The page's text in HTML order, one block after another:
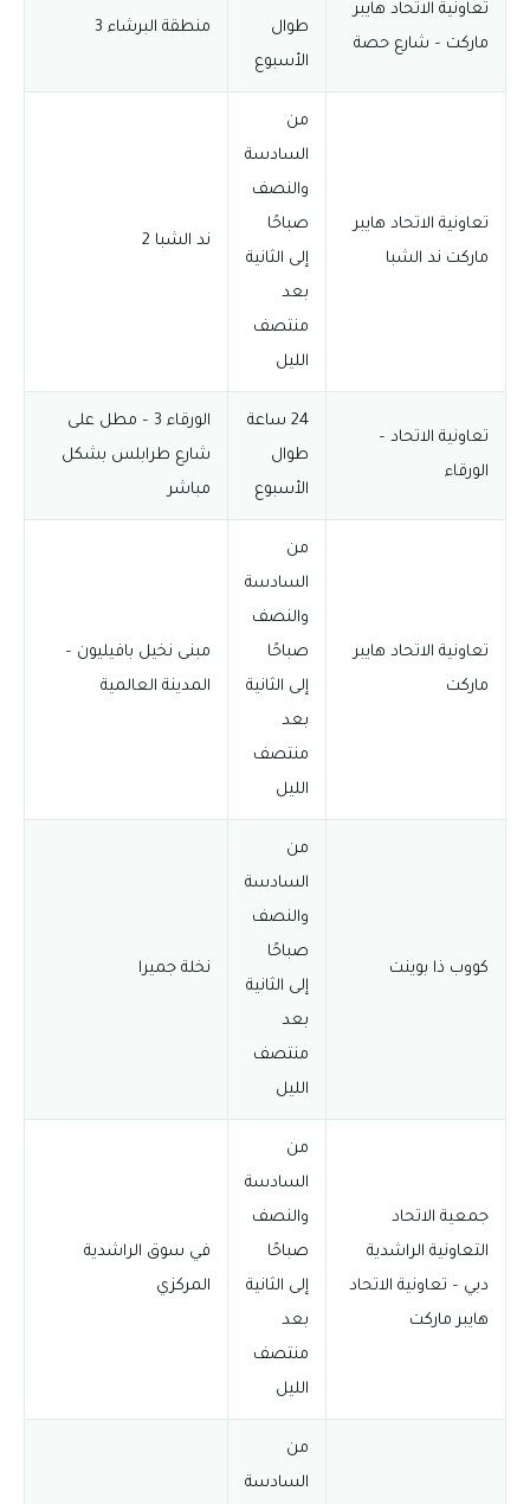
تعاونية الاتحاد هايبر
ماركت – شارع حصة
طوال
الأسبوع
منطقة البرشاء 3
تعاونية الاتحاد هايبر
ماركت ند الشبا
من
السادسة
والنصف
صباحًا
إلى الثانية
بعد
منتصف
الليل
ند الشبا 2
تعاونية الاتحاد –
الورقاء
24 ساعة
طوال
الأسبوع
الورقاء 3 – مطل على
شارع طرابلس بشكل
مباشر
تعاونية الاتحاد هايبر
ماركت
من
السادسة
والنصف
صباحًا
إلى الثانية
بعد
منتصف
الليل
مبنى نخيل بافيليون –
المدينة العالمية
كووب ذا بوينت
من
السادسة
والنصف
صباحًا
إلى الثانية
بعد
منتصف
الليل
نخلة جميرا
جمعية الاتحاد
التعاونية الراشدية
دبي – تعاونية الاتحاد
هايبر ماركت
من
السادسة
والنصف
صباحًا
إلى الثانية
بعد
منتصف
الليل
في سوق الراشدية
المركزي
من
السادسة